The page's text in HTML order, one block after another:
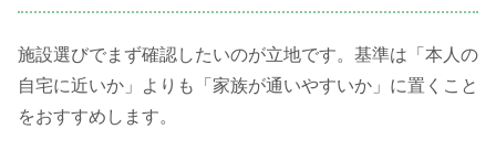
施設選びでまず確認したいのが立地です。基準は「本人の
自宅に近いか」よりも「家族が通いやすいか」に置くこと
をおすすめします。